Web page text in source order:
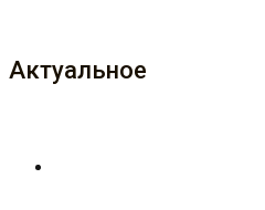
Актуальное